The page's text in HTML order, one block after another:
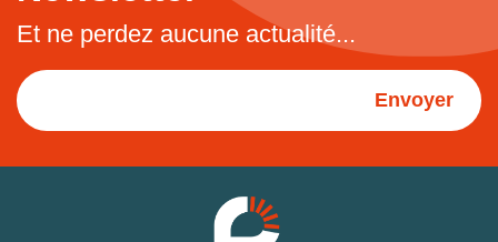
Et ne perdez aucune actualité...
Envoyer